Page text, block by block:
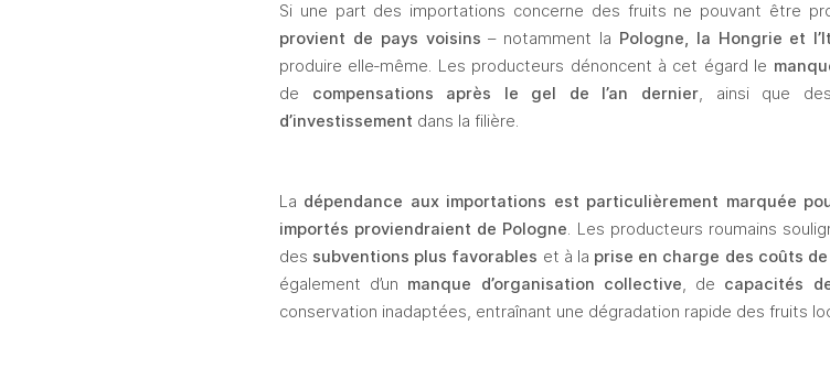
Si une part des importations concerne des fruits ne pouvant être
provient de pays voisins – notamment la Pologne, la Hongrie et
produire elle‑même. Les producteurs dénoncent à cet égard le
de compensations après le gel de l’an dernier, ainsi que
d’investissement dans la filière.
La dépendance aux importations est particulièrement marquée
importés proviendraient de Pologne. Les producteurs roumains
des subventions plus favorables et à la prise en charge des coûts
également d’un manque d’organisation collective, de capacités
conservation inadaptées, entraînant une dégradation rapide des fruits